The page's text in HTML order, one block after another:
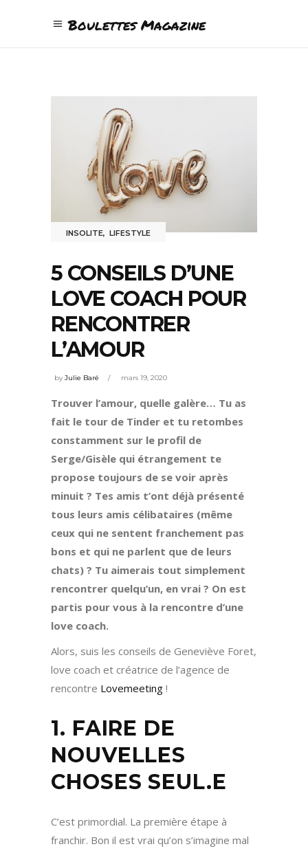
Boulettes Magazine
INSOLITE,LIFESTYLE
5 CONSEILS D’UNE
LOVE COACH POUR
RENCONTRER
L’AMOUR
byJulie Baré mars 19, 2020
Trouver l’amour, quelle galère… Tu as
fait le tour de Tinder et tu retombes
constamment sur le profil de
Serge/Gisèle qui étrangement te
propose toujours de se voir après
minuit ? Tes amis t’ont déjà présenté
tous leurs amis célibataires (même
ceux qui ne sentent franchement pas
bons et qui ne parlent que de leurs
chats) ? Tu aimerais tout simplement
rencontrer quelqu’un, en vrai ? On est
partis pour vous à la rencontre d’une
love coach.
Alors, suis les conseils de Geneviève Foret,
love coach et créatrice de l’agence de
rencontre Lovemeeting !
1. FAIRE DE
NOUVELLES
CHOSES SEUL.E
C’est primordial. La première étape à
franchir. Bon il est vrai qu’on s’imagine mal